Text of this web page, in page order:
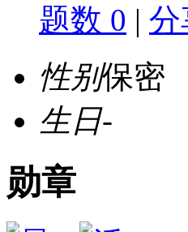
题数 0 | 分
性别保密
生日-
勋章